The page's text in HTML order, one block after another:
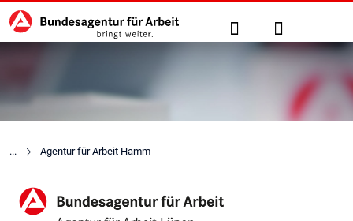
zu den Hauptinhalten springen
Hauptnavigation Suche Anmelden
Agentur für Arbeit Hamm
Agentur für Arbeit Lünen